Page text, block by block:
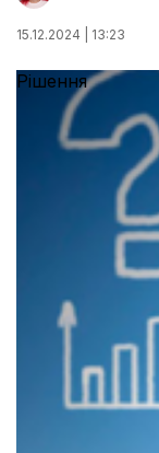
15.12.2024 | 13:23
Рішення